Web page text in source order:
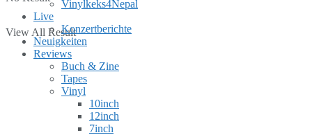
View All Result
Vinylkeks4Nepal
Live
Konzertberichte
Neuigkeiten
Reviews
Buch & Zine
Tapes
Vinyl
10inch
12inch
7inch